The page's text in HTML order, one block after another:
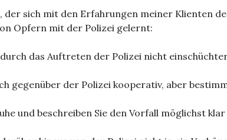
der sich mit den Erfahrungen meiner Klienten
Opfern mit der Polizei gelernt:
durch das Auftreten der Polizei nicht
gegenüber der Polizei kooperativ, aber
und beschreiben Sie den Vorfall möglichst